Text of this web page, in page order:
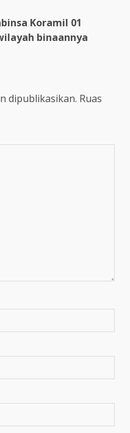
Koramil 01
binaannya
dipublikasikan. Ruas